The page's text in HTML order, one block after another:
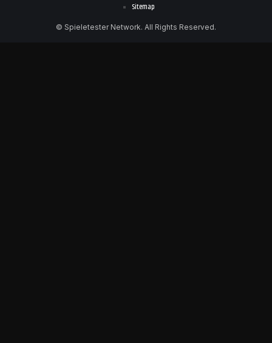
© Spieletester Network. All Rights Reserved.
Sitemap